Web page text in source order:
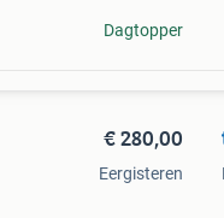
Dagtopper
€ 280,00
Eergisteren